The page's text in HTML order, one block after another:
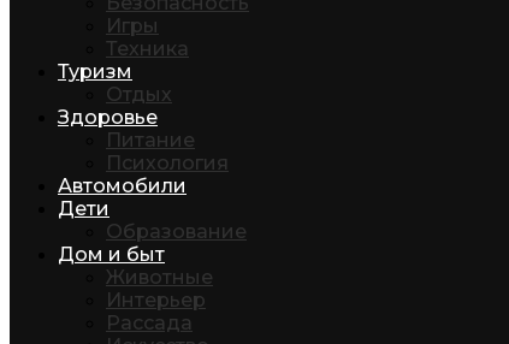
Игры
Техника
Туризм
Отдых
Здоровье
Питание
Психология
Автомобили
Дети
Образование
Дом и быт
Животные
Интерьер
Рассада